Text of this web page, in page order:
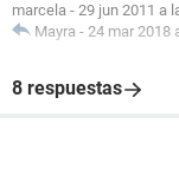
marcela - 29 jun 2011 a
Mayra - 24 mar 2018
8 respuestas